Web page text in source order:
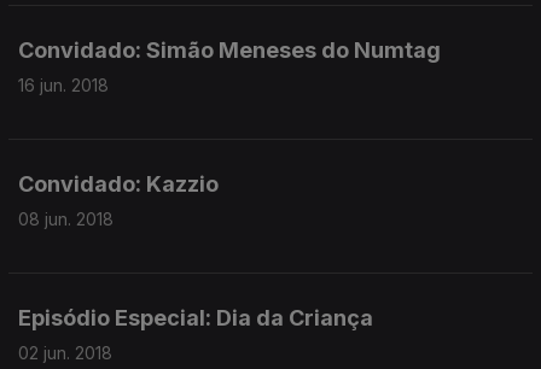
Convidado: Simão Meneses do Numtag
16 jun. 2018
Convidado: Kazzio
08 jun. 2018
Episódio Especial: Dia da Criança
02 jun. 2018